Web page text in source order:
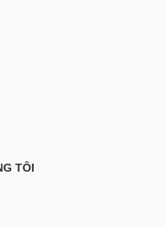
đang xem phim tại rạp chiếu
TÔI